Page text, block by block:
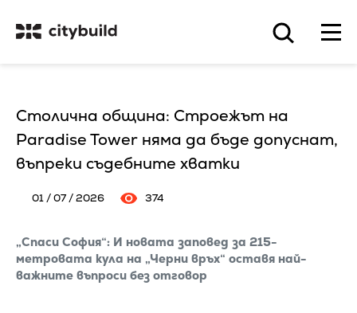
Столична община: Строежът на
Paradise Tower няма да бъде допуснат,
въпреки съдебните хватки
01 / 07 / 2026 374
„Спаси София“: И новата заповед за 215-
метровата кула на „Черни връх“ оставя най-
важните въпроси без отговор